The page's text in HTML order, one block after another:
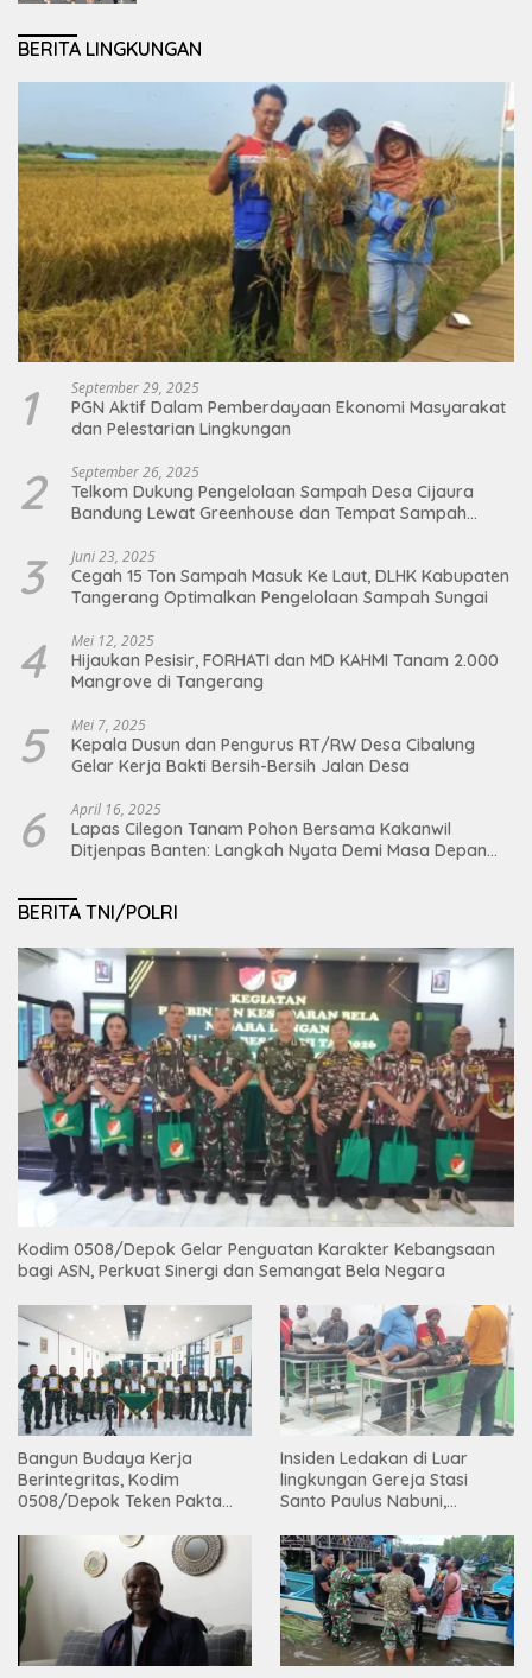
BERITA LINGKUNGAN
1 September 29, 2025
PGN Aktif Dalam Pemberdayaan Ekonomi Masyarakat
dan Pelestarian Lingkungan
2 September 26, 2025
Telkom Dukung Pengelolaan Sampah Desa Cijaura
Bandung Lewat Greenhouse dan Tempat Sampah
3 Juni 23, 2025
Cegah 15 Ton Sampah Masuk Ke Laut, DLHK Kabupaten
Tangerang Optimalkan Pengelolaan Sampah Sungai
4 Mei 12, 2025
Hijaukan Pesisir, FORHATI dan MD KAHMI Tanam 2.000
Mangrove di Tangerang
5 Mei 7, 2025
Kepala Dusun dan Pengurus RT/RW Desa Cibalung
Gelar Kerja Bakti Bersih-Bersih Jalan Desa
6 April 16, 2025
Lapas Cilegon Tanam Pohon Bersama Kakanwil
Ditjenpas Banten: Langkah Nyata Demi Masa Depan
BERITA TNI/POLRI
Kodim 0508/Depok Gelar Penguatan Karakter Kebangsaan
bagi ASN, Perkuat Sinergi dan Semangat Bela Negara
Bangun Budaya Kerja
Berintegritas, Kodim
0508/Depok Teken Pakta
Insiden Ledakan di Luar
lingkungan Gereja Stasi
Santo Paulus Nabuni,